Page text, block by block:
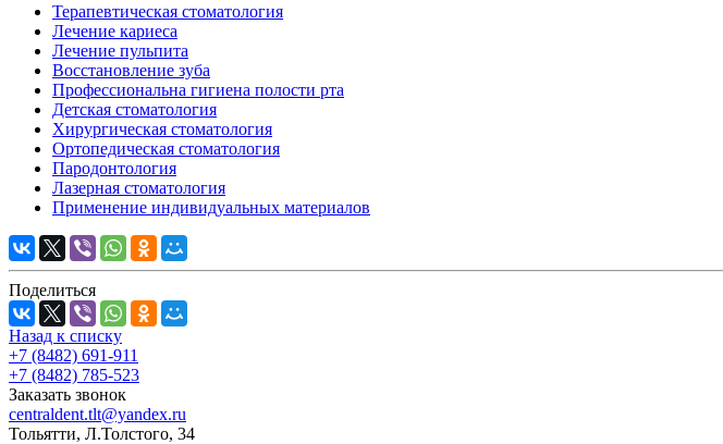
Терапевтическая стоматология
Лечение кариеса
Лечение пульпита
Восстановление зуба
Профессиональна гигиена полости рта
Детская стоматология
Хирургическая стоматология
Ортопедическая стоматология
Пародонтология
Лазерная стоматология
Применение индивидуальных материалов
Поделиться
Назад к списку
+7 (8482) 691-911
+7 (8482) 785-523
Заказать звонок
centraldent.tlt@yandex.ru
Тольятти, Л.Толстого, 34